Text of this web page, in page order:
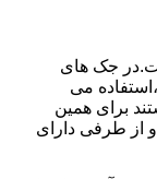
جک های
می
برای همین
از طرفی دارای